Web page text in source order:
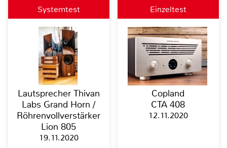
Systemtest
Lautsprecher Thivan
Labs Grand Horn /
Röhrenvollverstärker
Lion 805
19.11.2020
Einzeltest
Copland
CTA 408
12.11.2020